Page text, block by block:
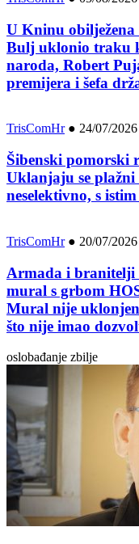
U Kninu
Bulj uklonio traku
naroda, Robert
premijera i šefa
TrisComHr● 24/07/
Šibenski pomorski
Uklanjaju se plažni
neselektivno, s
TrisComHr● 20/07/
Armada i branitelji
mural s grbom
Mural nije uklonjen
što nije imao
oslobađanje zbilje